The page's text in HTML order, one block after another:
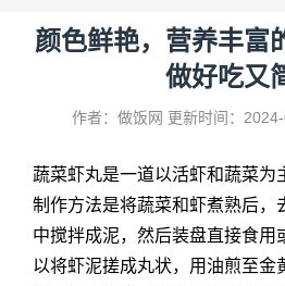
颜色鲜艳，营养丰富
做好吃又
作者：做饭网 更新时间：
蔬菜虾丸是一道以活虾和蔬菜为
制作方法是将蔬菜和虾煮熟后，
中搅拌成泥，然后装盘直接食用
以将虾泥搓成丸状，用油煎至金